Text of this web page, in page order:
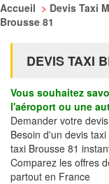
Accueil > Devis Taxi
Brousse 81
DEVIS TAXI
Vous souhaitez
l'aéroport ou une
Demander votre
Besoin d'un devis
taxi Brousse 81
Comparez les offres
partout en France